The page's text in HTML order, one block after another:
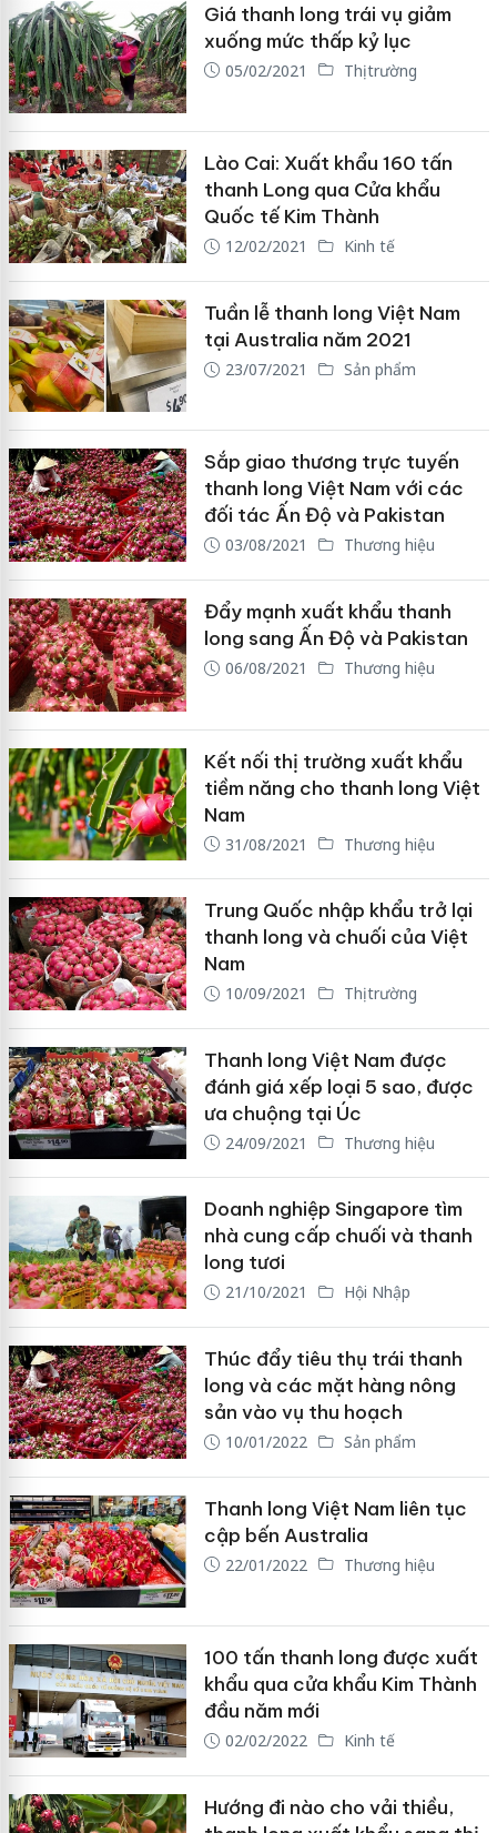
Giá thanh long trái vụ giảm
xuống mức thấp kỷ lục
05/02/2021 Thị trường
Lào Cai: Xuất khẩu 160 tấn
thanh Long qua Cửa khẩu
Quốc tế Kim Thành
12/02/2021 Kinh tế
Tuần lễ thanh long Việt Nam
tại Australia năm 2021
23/07/2021 Sản phẩm
Sắp giao thương trực tuyến
thanh long Việt Nam với các
đối tác Ấn Độ và Pakistan
03/08/2021 Thương hiệu
Đẩy mạnh xuất khẩu thanh
long sang Ấn Độ và Pakistan
06/08/2021 Thương hiệu
Kết nối thị trường xuất khẩu
tiềm năng cho thanh long Việt
Nam
31/08/2021 Thương hiệu
Trung Quốc nhập khẩu trở lại
thanh long và chuối của Việt
Nam
10/09/2021 Thị trường
Thanh long Việt Nam được
đánh giá xếp loại 5 sao, được
ưa chuộng tại Úc
24/09/2021 Thương hiệu
Doanh nghiệp Singapore tìm
nhà cung cấp chuối và thanh
long tươi
21/10/2021 Hội Nhập
Thúc đẩy tiêu thụ trái thanh
long và các mặt hàng nông
sản vào vụ thu hoạch
10/01/2022 Sản phẩm
Thanh long Việt Nam liên tục
cập bến Australia
22/01/2022 Thương hiệu
100 tấn thanh long được xuất
khẩu qua cửa khẩu Kim Thành
đầu năm mới
02/02/2022 Kinh tế
Hướng đi nào cho vải thiều,